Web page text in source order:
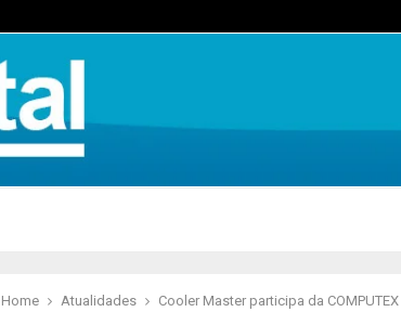
Home Atualidades Cooler Master participa da